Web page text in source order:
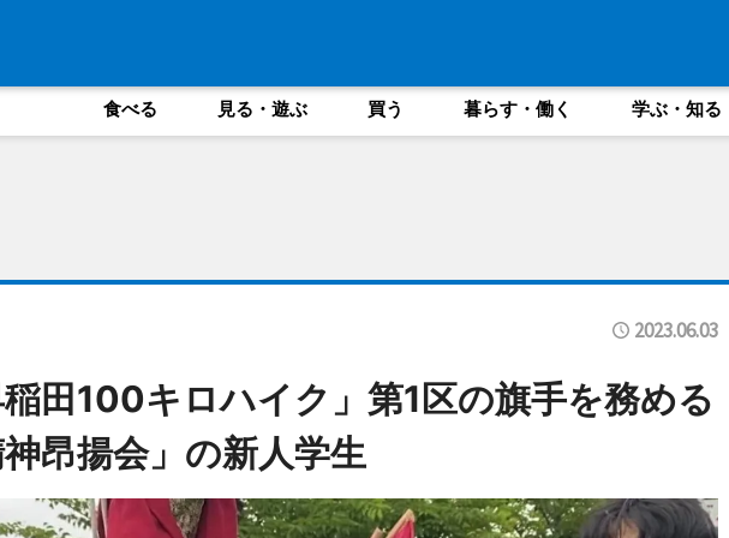
食べる 見る・遊ぶ 買う 暮らす・働く 学ぶ・知る
2023.06.03
稲田100キロハイク」第1区の旗手を務める
神昂揚会」の新人学生